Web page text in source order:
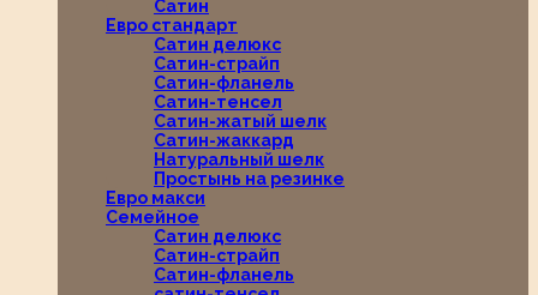
Сатин
Евро стандарт
Сатин делюкс
Сатин-страйп
Сатин-фланель
Сатин-тенсел
Сатин-жатый шелк
Сатин-жаккард
Натуральный шелк
Простынь на резинке
Евро макси
Семейное
Сатин делюкс
Сатин-страйп
Сатин-фланель